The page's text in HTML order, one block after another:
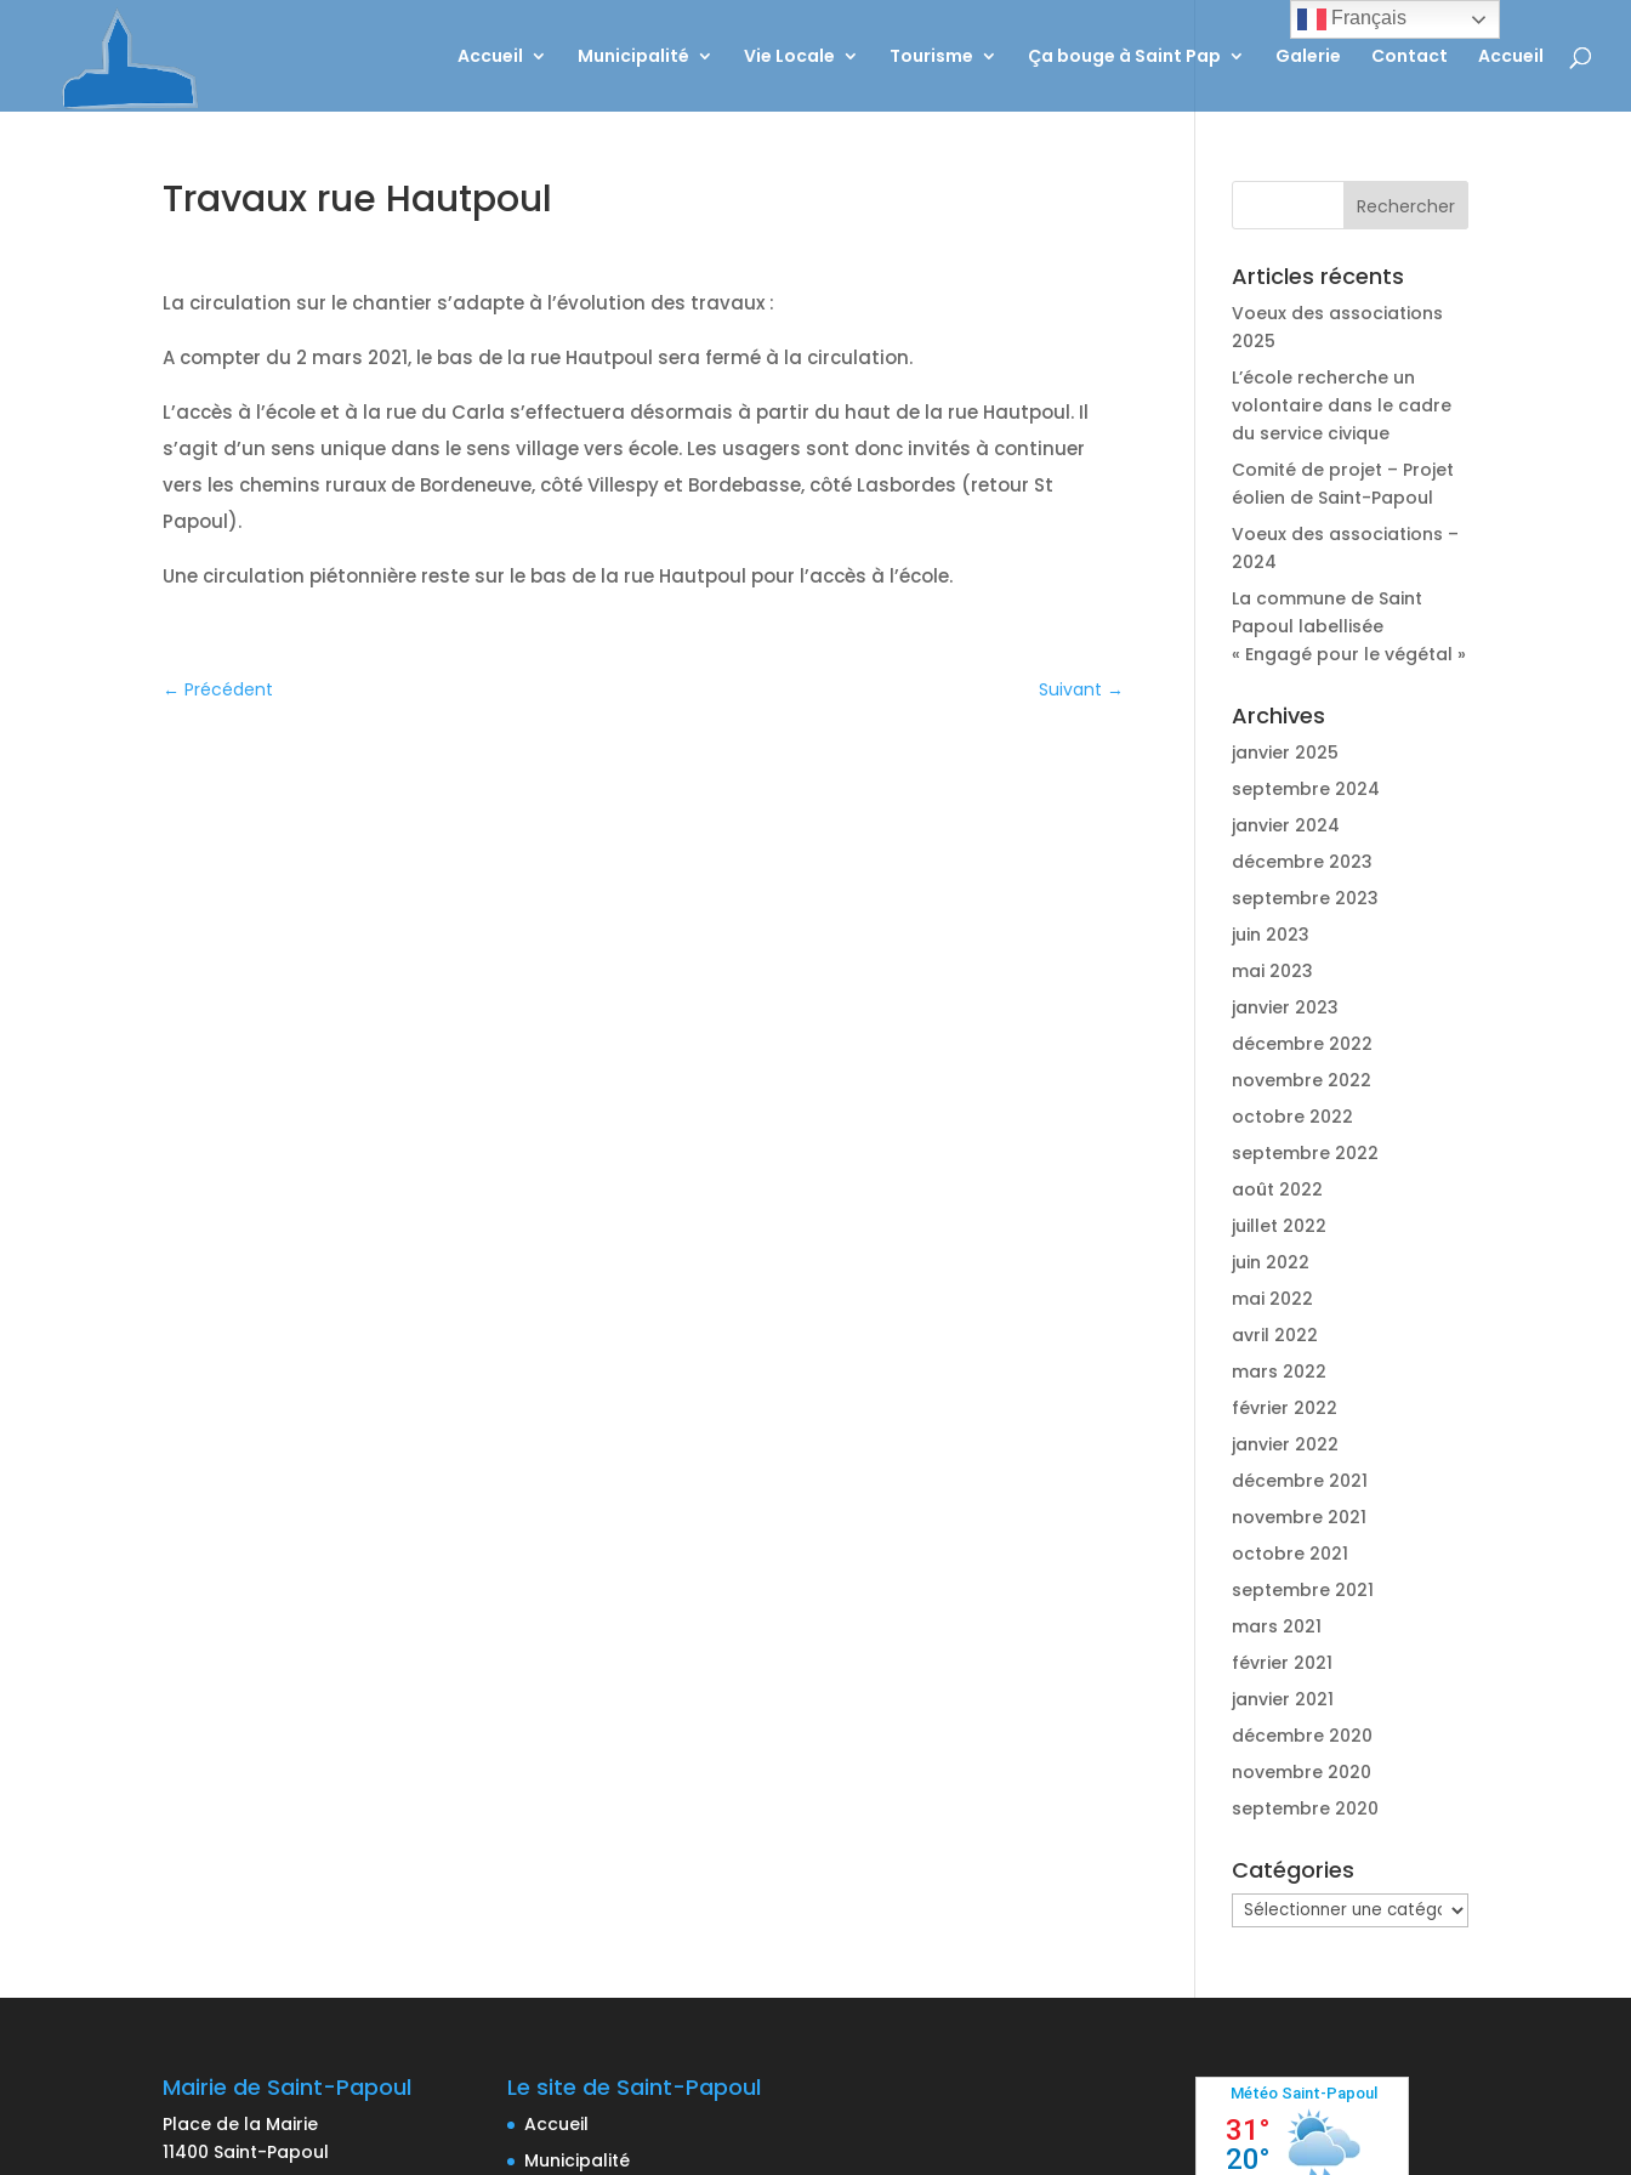
Accueil Municipalité Vie Locale Tourisme Ça bouge à Saint Pap Galerie Contact Accueil
Travaux rue Hautpoul
La circulation sur le chantier s’adapte à l’évolution des travaux :
A compter du 2 mars 2021, le bas de la rue Hautpoul sera fermé à la circulation.
L’accès à l’école et à la rue du Carla s’effectuera désormais à partir du haut de la rue Hautpoul. Il
s’agit d’un sens unique dans le sens village vers école. Les usagers sont donc invités à continuer
vers les chemins ruraux de Bordeneuve, côté Villespy et Bordebasse, côté Lasbordes (retour St
Papoul).
Une circulation piétonnière reste sur le bas de la rue Hautpoul pour l’accès à l’école.
←Précédent Suivant →
Articles récents
Voeux des associations
2025
L’école recherche un
volontaire dans le cadre
du service civique
Comité de projet – Projet
éolien de Saint-Papoul
Voeux des associations –
2024
La commune de Saint
Papoul labellisée
« Engagé pour le végétal »
Archives
janvier 2025
septembre 2024
janvier 2024
décembre 2023
septembre 2023
juin 2023
mai 2023
janvier 2023
décembre 2022
novembre 2022
octobre 2022
septembre 2022
août 2022
juillet 2022
juin 2022
mai 2022
avril 2022
mars 2022
février 2022
janvier 2022
décembre 2021
novembre 2021
octobre 2021
septembre 2021
mars 2021
février 2021
janvier 2021
décembre 2020
novembre 2020
septembre 2020
Catégories
Catégories
Mairie de Saint-Papoul
Place de la Mairie
11400 Saint-Papoul
Le site de Saint-Papoul
Accueil
Municipalité
Français